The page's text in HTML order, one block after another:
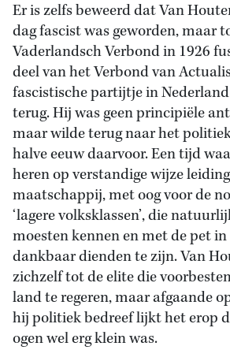
Er is zelfs beweerd dat Van
dag fascist was geworden, maar
Vaderlandsch Verbond in 1926
deel van het Verbond van
fascistische partijtje in
terug. Hij was geen principiële
maar wilde terug naar het
halve eeuw daarvoor. Een tijd
heren op verstandige wijze
maatschappij, met oog voor de
‘lagere volksklassen’, die
moesten kennen en met de pet
dankbaar dienden te zijn. Van
zichzelf tot de elite die
land te regeren, maar afgaande
hij politiek bedreef lijkt het erop
ogen wel erg klein was.